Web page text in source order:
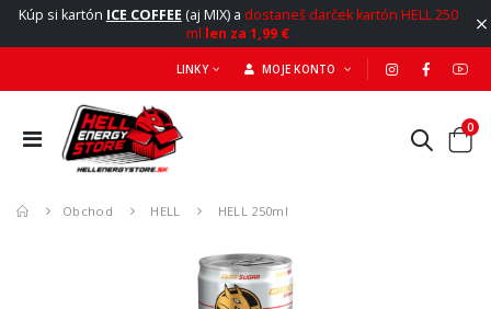
Kúp si kartón ICE COFFEE (aj MIX) a dostaneš darček kartón HELL 250
ml len za 1,99 €
LINKY MOJE KONTO
0
Obchod HELL HELL 250ml